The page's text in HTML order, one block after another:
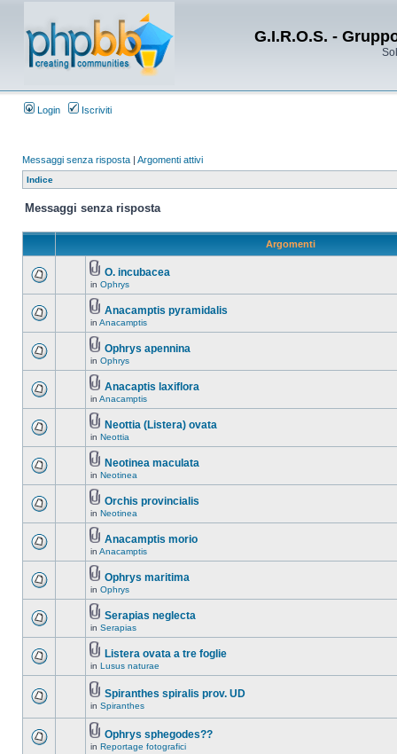
G.I.R.O.S. -
Login Iscriviti
Messaggi senza risposta | Argomenti attivi
Indice
Messaggi senza risposta
Argomenti
O. incubacea
in Ophrys
Anacamptis pyramidalis
in Anacamptis
Ophrys apennina
in Ophrys
Anacaptis laxiflora
in Anacamptis
Neottia (Listera) ovata
in Neottia
Neotinea maculata
in Neotinea
Orchis provincialis
in Neotinea
Anacamptis morio
in Anacamptis
Ophrys maritima
in Ophrys
Serapias neglecta
in Serapias
Listera ovata a tre foglie
in Lusus naturae
Spiranthes spiralis prov. UD
in Spiranthes
Ophrys sphegodes??
in Reportage fotografici